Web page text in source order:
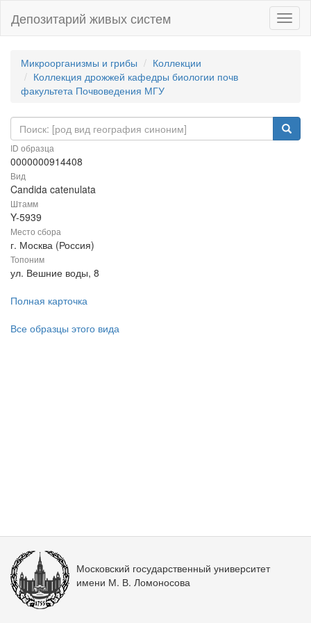
Депозитарий живых систем
Микроорганизмы и грибы
Коллекции
Коллекция дрожжей кафедры биологии почв
факультета Почвоведения МГУ
ID образца
0000000914408
Вид
Candida catenulata
Штамм
Y-5939
Место сбора
г. Москва (Россия)
Топоним
ул. Вешние воды, 8
Полная карточка
Все образцы этого вида
Московский государственный университет
имени М. В. Ломоносова